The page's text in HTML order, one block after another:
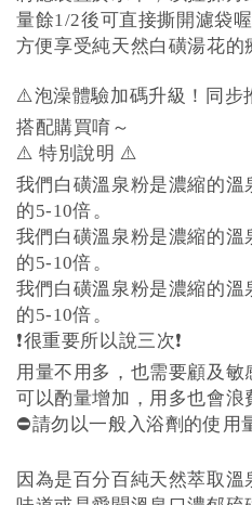
量餘1/2後可直接撕開濾袋喔
方便享受純天然白磺湯花的
⚠️泡澡體驗加碼升級！同步
搭配購買唷～
⚠️ 特別說明 ⚠️
我們白磺溫泉粉是濃縮的溫
的5-10倍。
我們白磺溫泉粉是濃縮的溫
的5-10倍。
我們白磺溫泉粉是濃縮的溫
的5-10倍。
❗️很重要所以說三次❗️
用量不用多，也需要顧及
可以酌量增加，用多也會浪
⛔️請勿以一般入浴劑的使用
因為是百分百純天然萃取